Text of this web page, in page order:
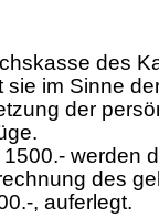
des
sie im Sinne
der
werden
des
, auferlegt.